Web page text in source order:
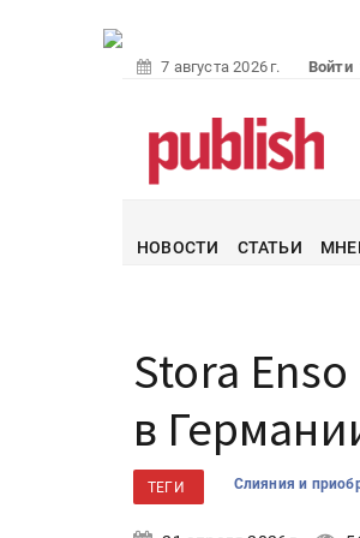
7 августа 2026 г. Войти
НОВОСТИ СТАТЬИ
Stora
в
ТЕГИ Слияния и